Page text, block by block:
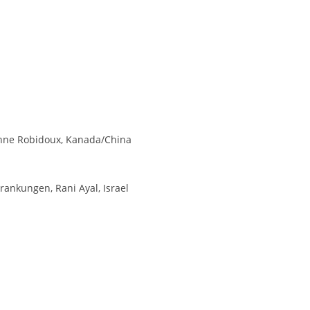
Robidoux, Kanada/China
Rani Ayal, Israel